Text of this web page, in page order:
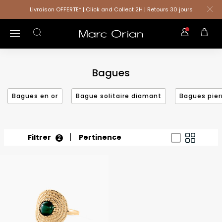
Livraison OFFERTE* | Click and Collect 2H | Retours 30 jours
Bagues
Bagues en or Bague solitaire diamant Bagues
Filtrer 2 Pertinence